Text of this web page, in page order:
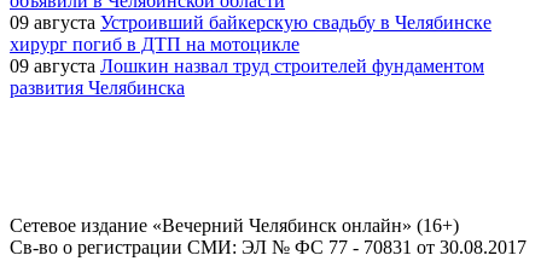
09 августа Устроивший байкерскую свадьбу в Челябинске
хирург погиб в ДТП на мотоцикле
09 августа Лошкин назвал труд строителей фундаментом
развития Челябинска
Сетевое издание «Вечерний Челябинск онлайн» (16+)
Cв-во о регистрации СМИ: ЭЛ № ФС 77 - 70831 от 30.08.2017